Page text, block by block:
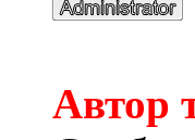
Автор